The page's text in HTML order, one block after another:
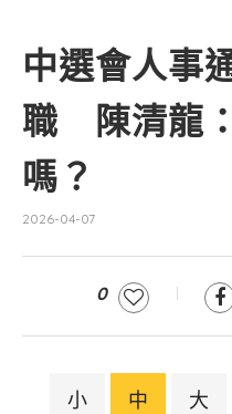
中選會人事
職 陳清龍
嗎？
2026-04-07
0
小 中 大